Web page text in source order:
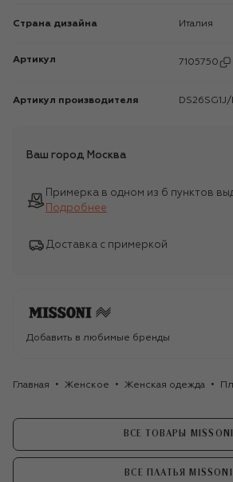
Страна дизайна Италия
Артикул 7105750
Артикул производителя
Ваш город Москва
Примерка в одном из 6 пунктов
Подробнее
Доставка с примеркой
Добавить в любимые бренды
Главная Женское Женская одежда
ВСЕ ТОВАРЫ MISSONI
ВСЕ ПЛАТЬЯ MISSONI